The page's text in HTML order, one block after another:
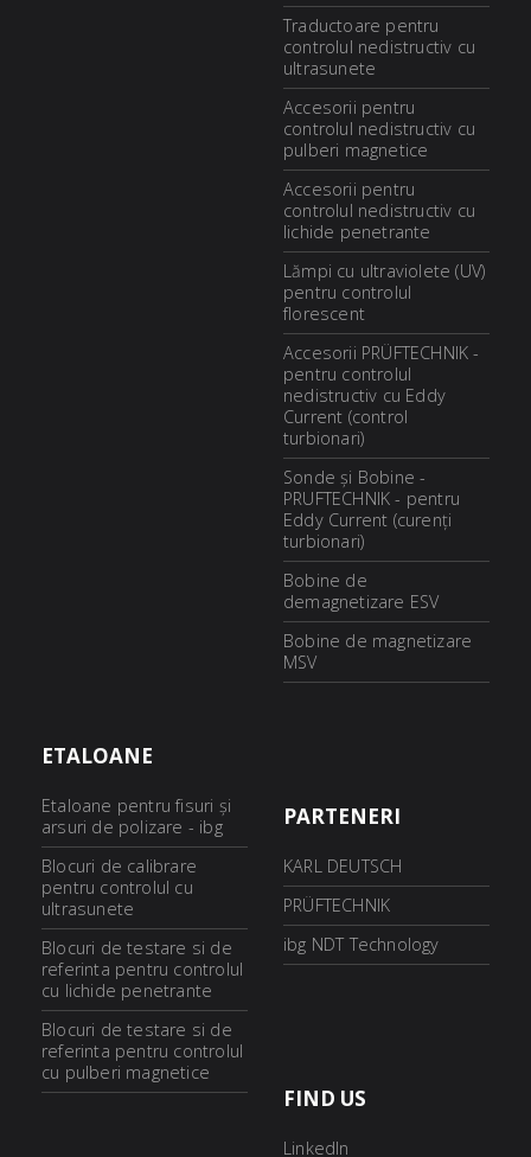
Traductoare pentru
controlul nedistructiv cu
ultrasunete
Accesorii pentru
controlul nedistructiv cu
pulberi magnetice
Accesorii pentru
controlul nedistructiv cu
lichide penetrante
Lămpi cu ultraviolete (UV)
pentru controlul
florescent
Accesorii PRÜFTECHNIK -
pentru controlul
nedistructiv cu Eddy
Current (control
turbionari)
Sonde și Bobine -
PRUFTECHNIK - pentru
Eddy Current (curenți
turbionari)
Bobine de
demagnetizare ESV
Bobine de magnetizare
MSV
ETALOANE
Etaloane pentru fisuri şi
arsuri de polizare - ibg
Blocuri de calibrare
pentru controlul cu
ultrasunete
Blocuri de testare si de
referinta pentru controlul
cu lichide penetrante
Blocuri de testare si de
referinta pentru controlul
cu pulberi magnetice
PARTENERI
KARL DEUTSCH
PRÜFTECHNIK
ibg NDT Technology
FIND US
LinkedIn